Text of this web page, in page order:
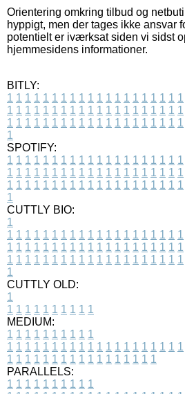
Orientering omkring tilbud og
hyppigt, men der tages ikke ansvar
potentielt er iværksat siden vi sidst
hjemmesidens informationer.
BITLY:
1 1 1 1 1 1 1 1 1 1 1 1 1 1 1 1 1 1 1 1
1 1 1 1 1 1 1 1 1 1 1 1 1 1 1 1 1 1 1 1
1 1 1 1 1 1 1 1 1 1 1 1 1 1 1 1 1 1 1 1
1
SPOTIFY:
1 1 1 1 1 1 1 1 1 1 1 1 1 1 1 1 1 1 1 1
1 1 1 1 1 1 1 1 1 1 1 1 1 1 1 1 1 1 1 1
1 1 1 1 1 1 1 1 1 1 1 1 1 1 1 1 1 1 1 1
1
CUTTLY BIO:
1
1 1 1 1 1 1 1 1 1 1 1 1 1 1 1 1 1 1 1 1
1 1 1 1 1 1 1 1 1 1 1 1 1 1 1 1 1 1 1 1
1 1 1 1 1 1 1 1 1 1 1 1 1 1 1 1 1 1 1 1
1
CUTTLY OLD:
1
1 1 1 1 1 1 1 1 1 1
MEDIUM:
1 1 1 1 1 1 1 1 1 1
1 1 1 1 1 1 1 1 1 1 1 1 1 1 1 1 1 1 1 1
1 1 1 1 1 1 1 1 1 1 1 1 1 1 1 1 1
PARALLELS:
1 1 1 1 1 1 1 1 1 1